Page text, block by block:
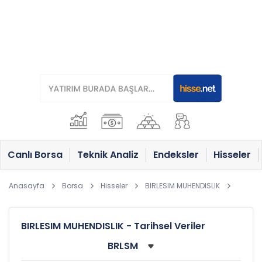
Canlı Borsa Teknik Analiz Endeksler Hisseler
Anasayfa Borsa Hisseler BIRLESIM MUHENDISLIK
BIRLESIM MUHENDISLIK - Tarihsel Veriler